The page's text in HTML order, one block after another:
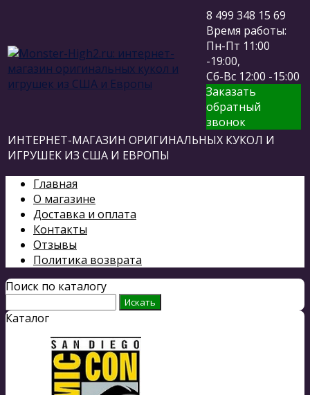
8 499 348 15 69
Время работы:
Пн-Пт 11:00
-19:00,
Сб-Вс 12:00 -15:00
Заказать
обратный
звонок
ИНТЕРНЕТ-МАГАЗИН ОРИГИНАЛЬНЫХ КУКОЛ И
ИГРУШЕК ИЗ США И ЕВРОПЫ
Главная
О магазине
Доставка и оплата
Контакты
Отзывы
Политика возврата
Поиск по каталогу
Каталог